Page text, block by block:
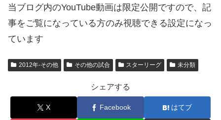
当ブログ内のYouTube動画は限定公開ですので、記
事をご覧になっている方のみ視聴できる設定になっ
ています
2012年-その他 その他の試合 スターリーグ 未分類
シェアする
X Facebook はてブ